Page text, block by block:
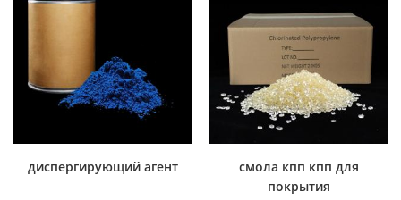
растворимой в бензоле
полиамидной смолой. мы
можем поставлять
полиамидные смолы,
растворимые в толуоле,
различных типов,, таких как
DT501,, DT501H,, DT508,,
DT588, и DT556..
диспергирующий агент
смола кпп кпп для
покрытия